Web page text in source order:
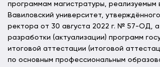
программам магистратуры,
Вавиловский университет,
ректора от 30 августа 2022 г. № 57-ОД, а
разработки (актуализации) программ
итоговой аттестации (итоговой
по основным профессиональным